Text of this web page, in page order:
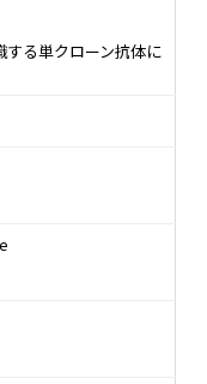
る単クローン抗体に